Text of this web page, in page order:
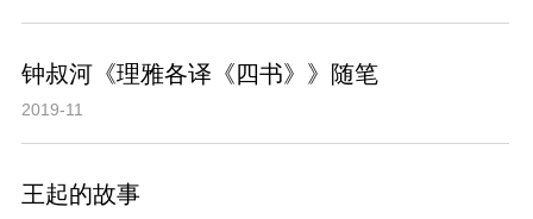
钟叔河《理雅各译《四书》》随笔
2019-11
王起的故事